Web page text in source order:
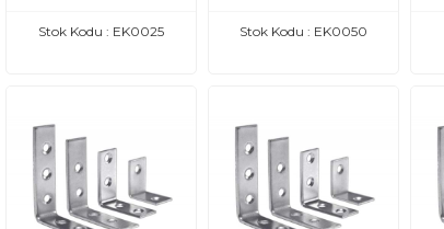
Stok Kodu : EK0025 Stok Kodu : EK0050